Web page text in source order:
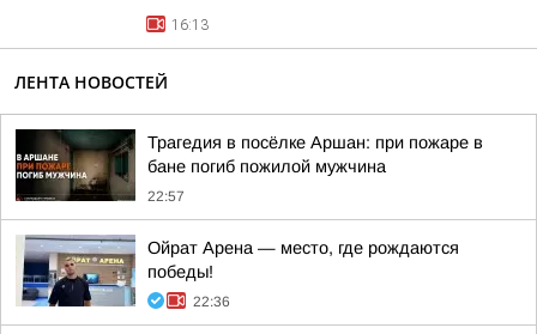
16:13
ЛЕНТА НОВОСТЕЙ
Трагедия в посёлке Аршан: при пожаре в
бане погиб пожилой мужчина
22:57
Ойрат Арена — место, где рождаются
победы!
22:36